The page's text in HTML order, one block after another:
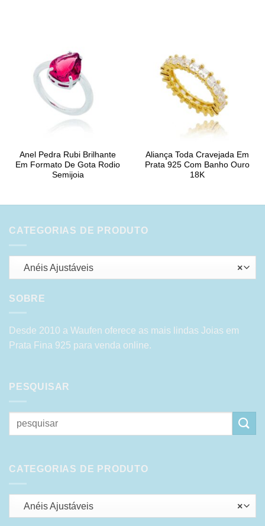
Anel Pedra Rubi Brilhante
Em Formato De Gota Rodio
Semijoia
Aliança Toda Cravejada Em
Prata 925 Com Banho Ouro
18K
CATEGORIAS DE PRODUTO
×
Anéis Ajustáveis
SOBRE
Desde 2010 a Waufen oferece as mais lindas Joias em
Prata Fina 925 para venda online.
PESQUISAR
Pesquisar
por:
CATEGORIAS DE PRODUTO
×
Anéis Ajustáveis